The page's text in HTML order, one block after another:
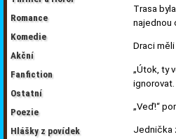
Romance
Komedie
Akční
Fanfiction
Ostatní
Poezie
Hlášky z povídek
Trasa
najednou
Draci
„Útok, ty
ignorovat.
„Veď!“
Jednička